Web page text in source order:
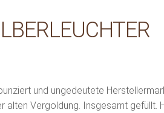
und ungedeutete
alten Vergoldung. Insgesamt gefüllt.